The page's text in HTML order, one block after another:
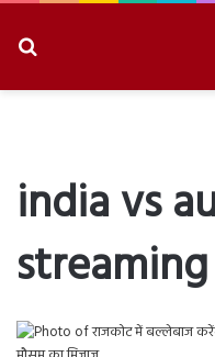
india vs
streaming